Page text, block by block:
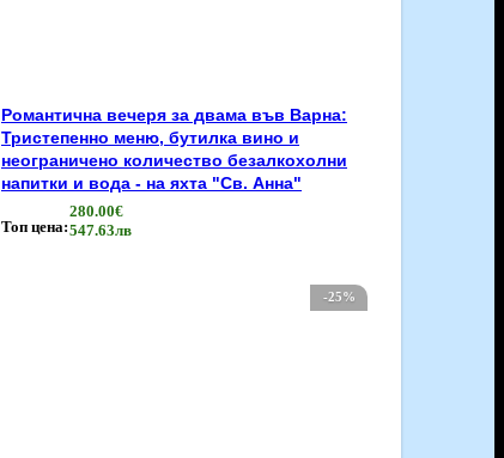
Романтична вечеря за двама във Варна:
Тристепенно меню, бутилка вино и
неограничено количество безалкохолни
напитки и вода - на яхта "Св. Анна"
Топ цена:
280.00€
547.63лв
-25%